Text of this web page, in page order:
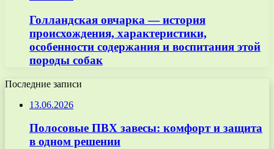
Голландская овчарка — история
происхождения, характеристики,
особенности содержания и воспитания этой
породы собак
Последние записи
13.06.2026
Полосовые ПВХ завесы: комфорт и защита
в одном решении